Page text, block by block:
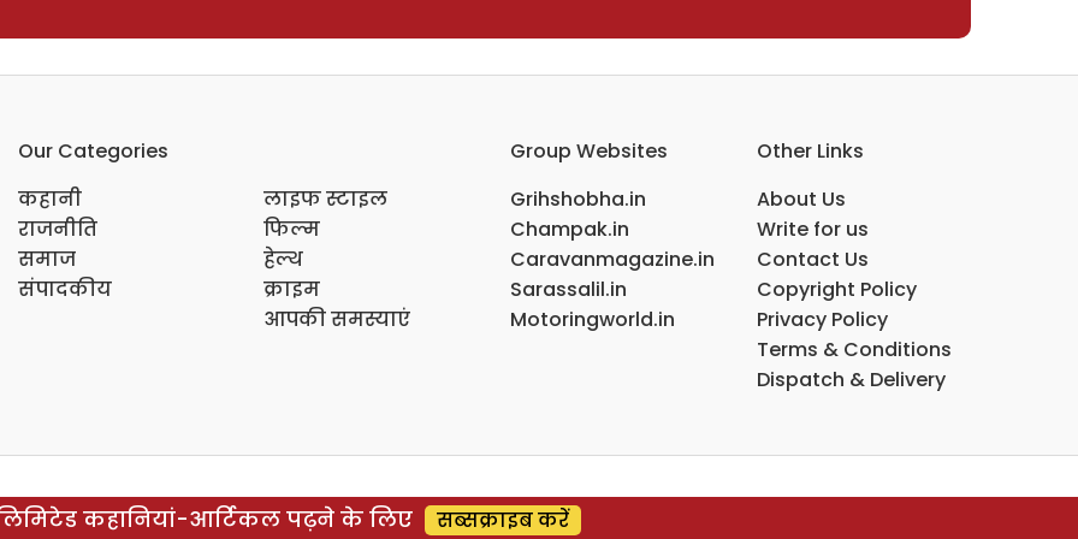
Our Categories
कहानी
राजनीति
समाज
संपादकीय
लाइफ स्टाइल
फिल्म
हेल्थ
क्राइम
आपकी समस्याएं
Group Websites
Grihshobha.in
Champak.in
Caravanmagazine.in
Sarassalil.in
Motoringworld.in
Other Links
About Us
Write for us
Contact Us
Copyright Policy
Privacy Policy
Terms & Conditions
Dispatch & Delivery
कहानियां-आर्टिकल पढ़ने के लिए सब्सक्राइब करें